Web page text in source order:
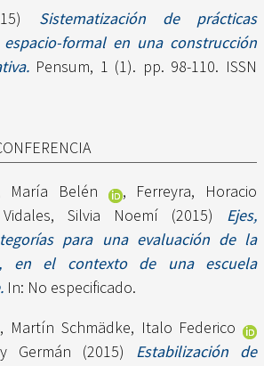
Sistematización de prácticas
formal en una construcción
Pensum, 1 (1). pp. 98-110. ISSN
María Belén , Ferreyra, Horacio
Vidales, Silvia Noemí (2015) Ejes,
para una evaluación de la
en el contexto de una escuela
In: No especificado.
, Martín Schmädke, Italo Federico
Germán (2015) Estabilización de